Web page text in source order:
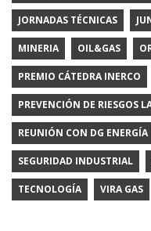
JORNADAS TÉCNICAS
MINERIA OIL&GAS
PREMIO CÁTEDRA INERCO
PREVENCIÓN DE RIESGOS
REUNIÓN CON DG ENERGÍA
SEGURIDAD INDUSTRIAL
TECNOLOGÍA VIRA GAS